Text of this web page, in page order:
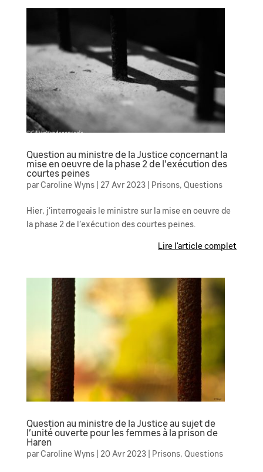
Question au ministre de la Justice concernant la
mise en oeuvre de la phase 2 de l’exécution des
courtes peines
parCaroline Wyns| 27 Avr 2023| Prisons, Questions
Hier, j’interrogeais le ministre sur la mise en oeuvre de
la phase 2 de l’exécution des courtes peines.
Lire l'article complet
Question au ministre de la Justice au sujet de
l’unité ouverte pour les femmes à la prison de
Haren
parCaroline Wyns| 20 Avr 2023| Prisons, Questions